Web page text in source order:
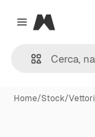
Close menu
Magnific
Home/Stock/Vettori